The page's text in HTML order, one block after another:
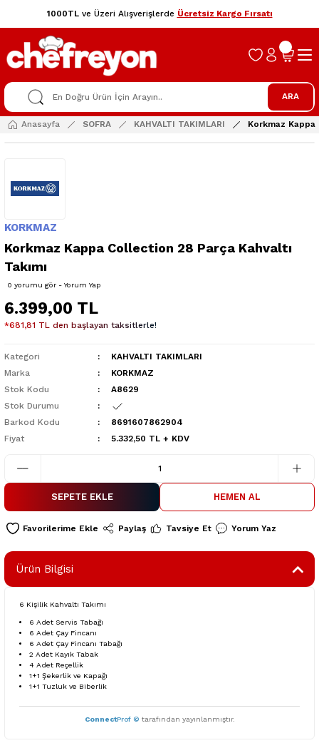
1000TLve Üzeri Alışverişlerde Ücretsiz Kargo Fırsatı
ARA
Anasayfa SOFRA KAHVALTI TAKIMLARI Korkmaz Kappa
KORKMAZ
Korkmaz Kappa Collection 28 Parça Kahvaltı
Takımı
0 yorumu gör - Yorum Yap
6.399,00 TL
*681,81 TL den başlayan taksitlerle!
Kategori
KAHVALTI TAKIMLARI
Marka
KORKMAZ
Stok Kodu
A8629
Stok Durumu
Barkod Kodu
8691607862904
Fiyat
5.332,50 TL + KDV
SEPETE EKLE HEMEN AL
Paylaş Tavsiye Et Yorum Yaz
Ürün Bilgisi
6 Kişilik Kahvaltı Takımı
6 Adet Servis Tabağı
6 Adet Çay Fincanı
6 Adet Çay Fincanı Tabağı
2 Adet Kayık Tabak
4 Adet Reçellik
1+1 Şekerlik ve Kapağı
1+1 Tuzluk ve Biberlik
ConnectProf © tarafından yayınlanmıştır.